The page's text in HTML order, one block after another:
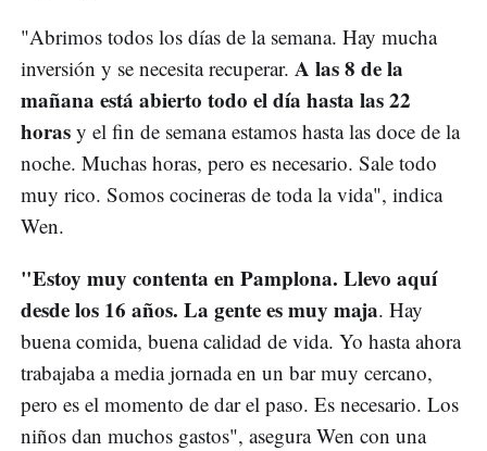
"Abrimos todos los días de la semana. Hay mucha
inversión y se necesita recuperar. A las 8 de la
mañana está abierto todo el día hasta las 22
horas y el fin de semana estamos hasta las doce de la
noche. Muchas horas, pero es necesario. Sale todo
muy rico. Somos cocineras de toda la vida", indica
Wen.
"Estoy muy contenta en Pamplona. Llevo aquí
desde los 16 años. La gente es muy maja. Hay
buena comida, buena calidad de vida. Yo hasta ahora
trabajaba a media jornada en un bar muy cercano,
pero es el momento de dar el paso. Es necesario. Los
niños dan muchos gastos", asegura Wen con una